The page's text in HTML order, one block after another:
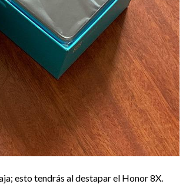
esto tendrás al destapar el Honor 8X.